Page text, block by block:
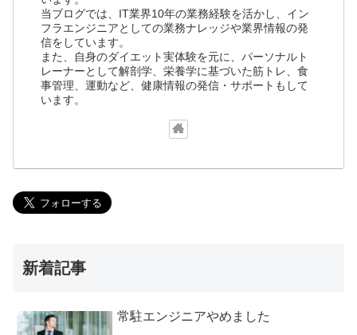
当ブログでは、IT業界10年の業務経験を活かし、イン
フラエンジニアとしての業務ナレッジや業界情報の発
信をしています。
また、自身のダイエット実体験を元に、パーソナルト
レーナーとして解剖学、栄養学に基づいた筋トレ、食
事管理、運動など、健康情報の発信・サポートもして
います。
新着記事
常駐エンジニアやめました